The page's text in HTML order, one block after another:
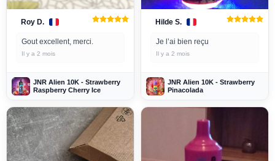
Roy D.
Gout excellent, merci.
Il y a 2 mois
JNR Alien 10K - Strawberry
Raspberry Cherry Ice
Hilde S.
Je l’ai bien reçu
Il y a 2 mois
JNR Alien 10K - Strawberry
Pinacolada